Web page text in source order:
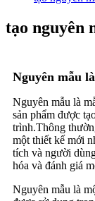
tạo nguyên
Nguyên mẫu
Nguyên mẫu là
sản phẩm được
trình.Thông
một thiết kế mới
tích và người
hóa và đánh giá
Nguyên mẫu là